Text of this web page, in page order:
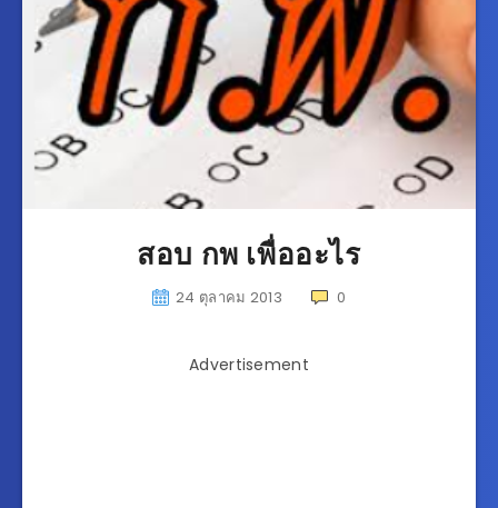
สอบ กพ เพื่ออะไร
24 ตุลาคม 2013 0
Advertisement